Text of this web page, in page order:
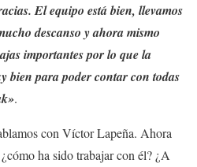
El equipo está bien, llevamos
descanso y ahora mismo
importantes por lo que la
bien para poder contar con todas
.
con Víctor Lapeña. Ahora
ha sido trabajar con él? ¿A